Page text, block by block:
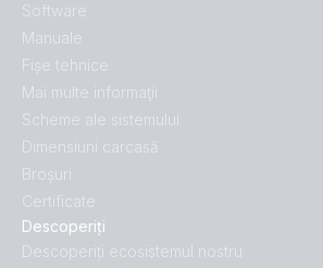
Descoperiți
Descoperiți ecosistemul nostru
Software
Manuale
Fișe tehnice
Mai multe informaţii
Scheme ale sistemului
Dimensiuni carcasă
Broșuri
Certificate